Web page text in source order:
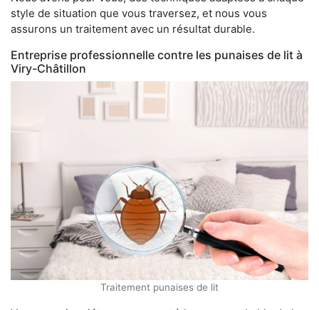
style de situation que vous traversez, et nous vous
assurons un traitement avec un résultat durable.
Entreprise professionnelle contre les punaises de lit à
Viry-Châtillon
Traitement punaises de lit